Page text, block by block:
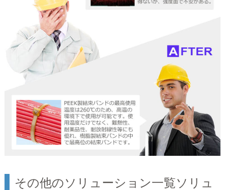
その他のソリューション一覧ソリュ